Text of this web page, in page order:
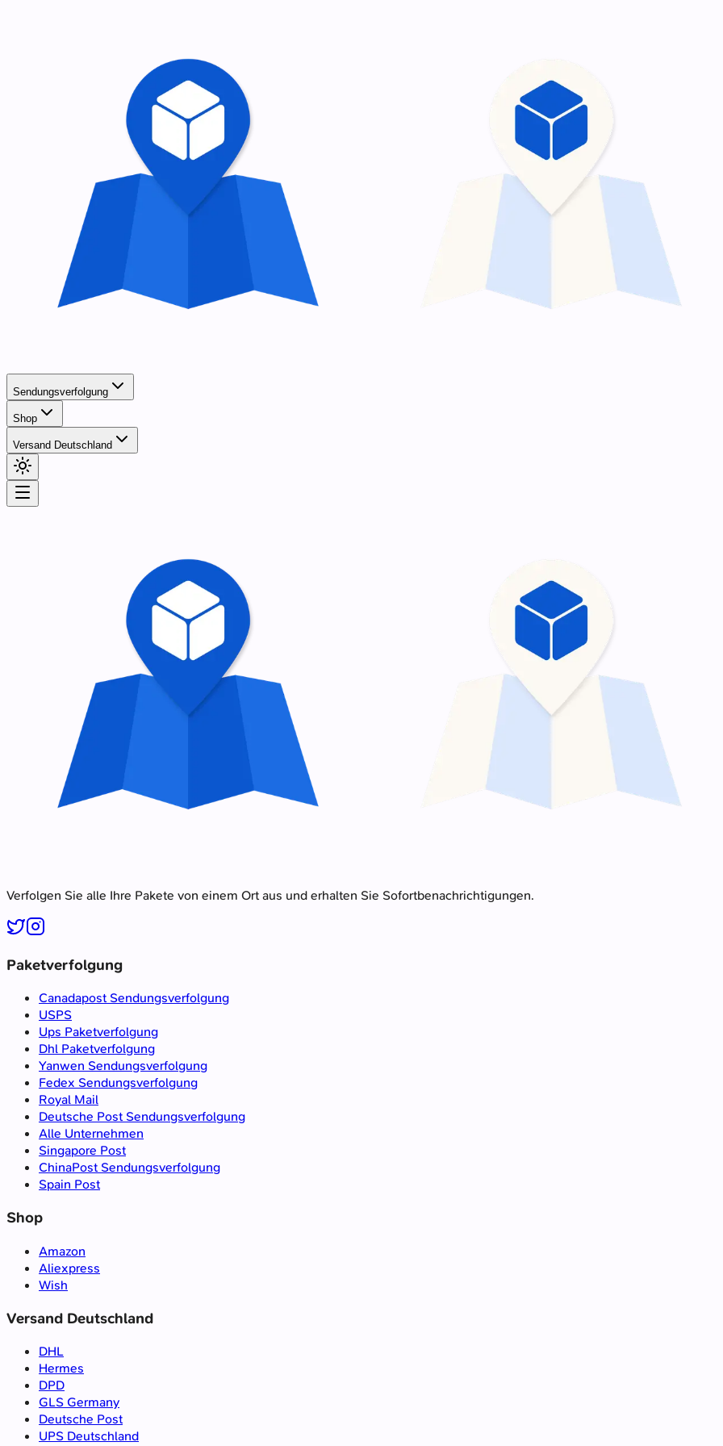
Sendungsverfolgung
Shop
Versand Deutschland
Verfolgen Sie alle Ihre Pakete von einem Ort aus und erhalten Sie Sofortbenachrichtigungen.
Paketverfolgung
Canadapost Sendungsverfolgung
USPS
Ups Paketverfolgung
Dhl Paketverfolgung
Yanwen Sendungsverfolgung
Fedex Sendungsverfolgung
Royal Mail
Deutsche Post Sendungsverfolgung
Alle Unternehmen
Singapore Post
ChinaPost Sendungsverfolgung
Spain Post
Shop
Amazon
Aliexpress
Wish
Versand Deutschland
DHL
Hermes
DPD
GLS Germany
Deutsche Post
UPS Deutschland